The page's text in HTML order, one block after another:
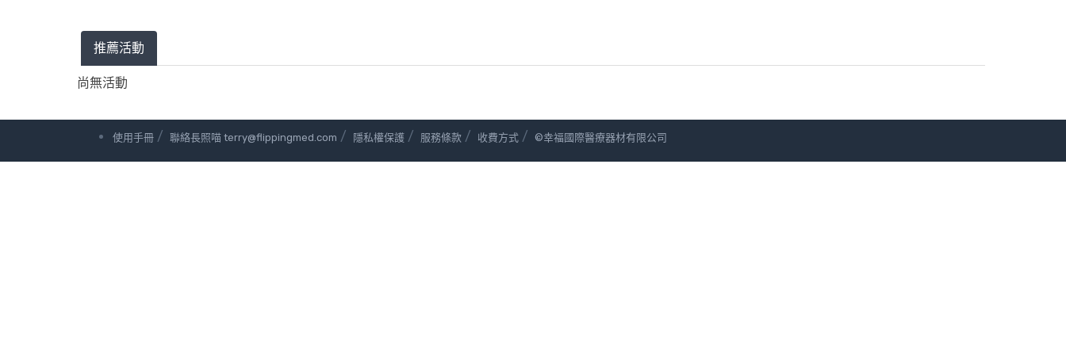
推薦活動
尚無活動
使用手冊 / 聯絡長照喵 terry@flippingmed.com / 隱私權保護 / 服務條款 / 收費方式 / ©幸福國際醫療器材有限公司